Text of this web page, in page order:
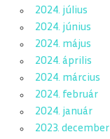
2024. július
2024. június
2024. május
2024. április
2024. március
2024. február
2024. január
2023. december